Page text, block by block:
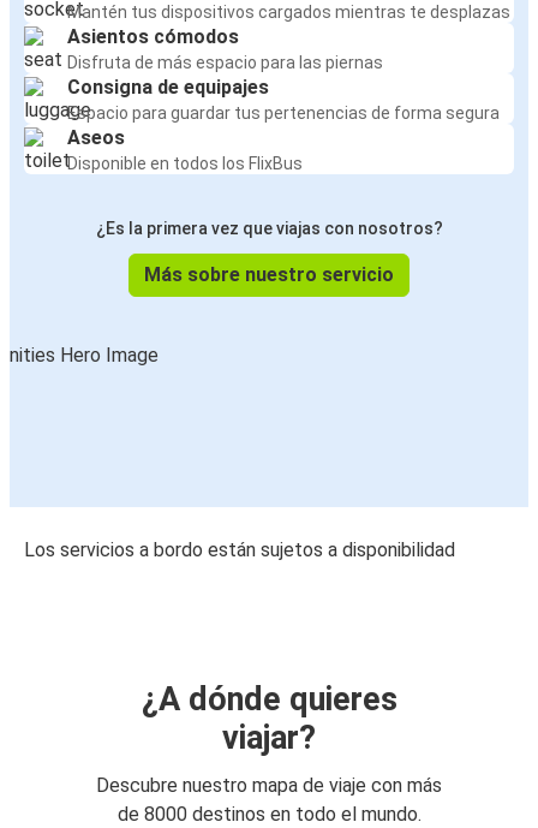
Mantén tus dispositivos cargados mientras te desplazas
Asientos cómodos
Disfruta de más espacio para las piernas
Consigna de equipajes
Espacio para guardar tus pertenencias de forma segura
Aseos
Disponible en todos los FlixBus
¿Es la primera vez que viajas con nosotros?
Más sobre nuestro servicio
Los servicios a bordo están sujetos a disponibilidad
¿A dónde quieres
viajar?
Descubre nuestro mapa de viaje con más
de 8000 destinos en todo el mundo.